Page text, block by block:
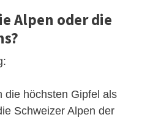
Alpen oder die
die höchsten Gipfel als
Schweizer Alpen der